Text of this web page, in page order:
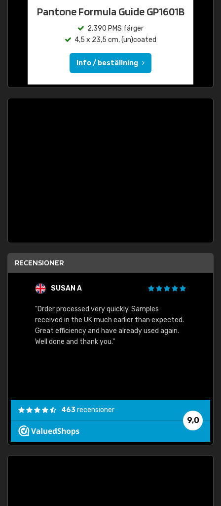
Pantone Formula Guide GP1601B
2.390 PMS färger
4,5 x 23,5 cm, (un)coated
Info / beställning
RECENSIONER
SUSAN A
"Order processed very quickly. Samples
received in the UK much earlier than expected.
Great efficiency and have already used again.
Well done and thank you."
9,0
463recensioner